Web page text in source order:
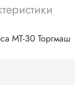
МТ-30 Торгмаш